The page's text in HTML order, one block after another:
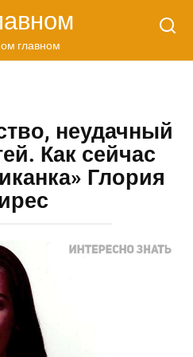
главном
неудачный
Как сейчас
Глория